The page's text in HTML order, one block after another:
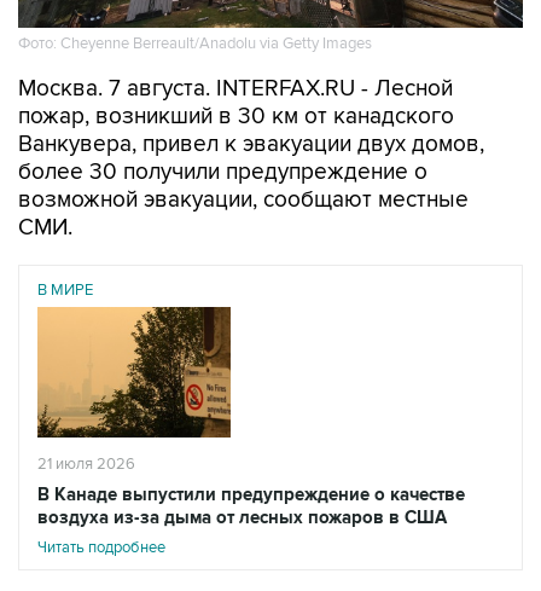
Фото: Cheyenne Berreault/Anadolu via Getty Images
Москва. 7 августа. INTERFAX.RU - Лесной
пожар, возникший в 30 км от канадского
Ванкувера, привел к эвакуации двух домов,
более 30 получили предупреждение о
возможной эвакуации, сообщают местные
СМИ.
В МИРЕ
21 июля 2026
В Канаде выпустили предупреждение о качестве
воздуха из-за дыма от лесных пожаров в США
Читать подробнее